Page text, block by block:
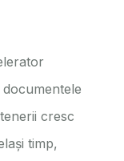
cresc
timp,